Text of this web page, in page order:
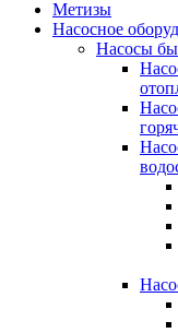
Метизы
Насосное
Насосы